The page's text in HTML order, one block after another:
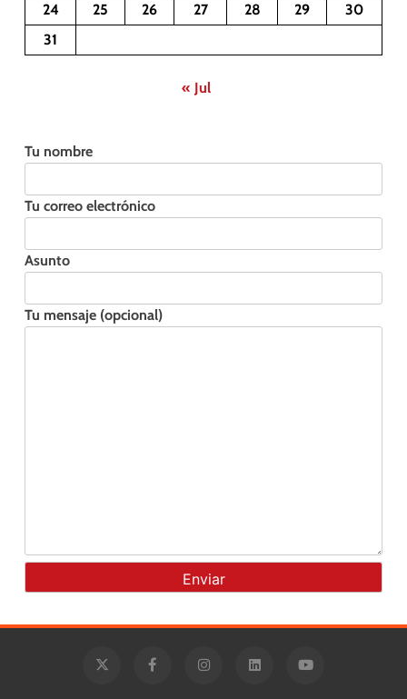
24
25 26 27 28 29
30
31
« Jul
Tu nombre
Tu correo electrónico
Asunto
Tu mensaje (opcional)